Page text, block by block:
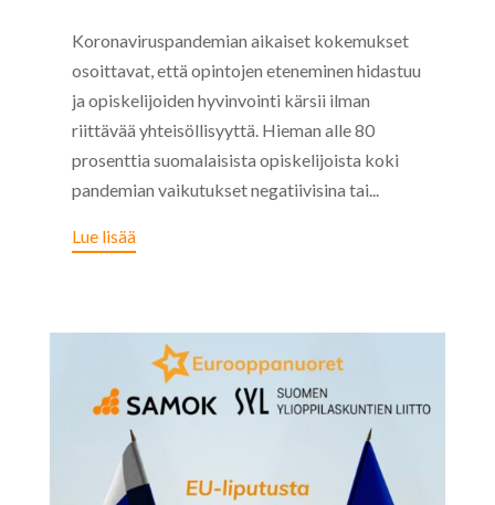
Koronaviruspandemian aikaiset kokemukset
osoittavat, että opintojen eteneminen hidastuu
ja opiskelijoiden hyvinvointi kärsii ilman
riittävää yhteisöllisyyttä. Hieman alle 80
prosenttia suomalaisista opiskelijoista koki
pandemian vaikutukset negatiivisina tai...
Lue lisää